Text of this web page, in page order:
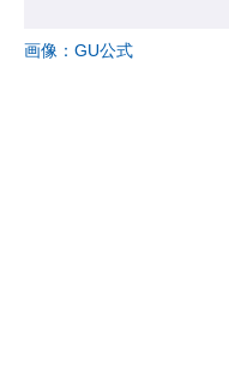
画像：GU公式